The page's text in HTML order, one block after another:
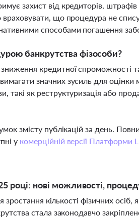
захист від кредиторів,
враховувати, що процедура не
способами погашення
банкрутства фізособи?
кредитної спроможності
значних зусиль для оцінки
такі як реструктуризація або
змісту публікацій за день.
у комерційній версії Платформи
році: нові можливості,
зростання кількості фізичних
стала законодавчо